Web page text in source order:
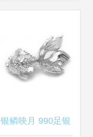
银鳞映月 990足银